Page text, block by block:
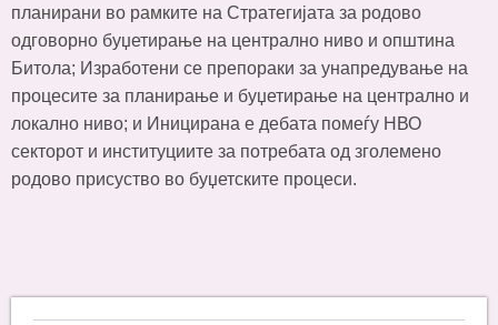
планирани во рамките на Стратегијата за родово
одговорно буџетирање на централно ниво и општина
Битола; Изработени се препораки за унапредување на
процесите за планирање и буџетирање на централно и
локално ниво; и Иницирана е дебата помеѓу НВО
секторот и институциите за потребата од зголемено
родово присуство во буџетските процеси.